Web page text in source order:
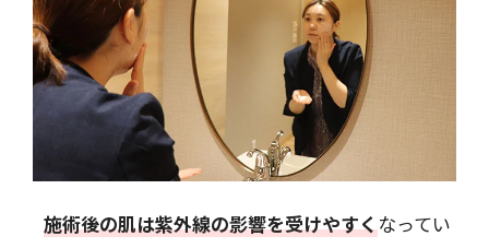
施術後の肌は紫外線の影響を受けやすくなってい